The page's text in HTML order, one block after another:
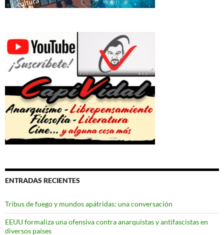
ENTRADAS RECIENTES
Tribus de fuego y mundos apátridas: una conversación
EEUU formaliza una ofensiva contra anarquistas y antifascistas en
diversos países